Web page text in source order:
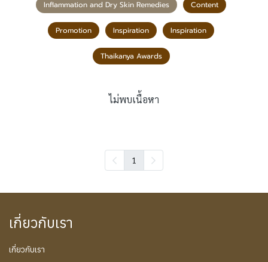
Inflammation and Dry Skin Remedies Content
Promotion Inspiration Inspiration
Thaikanya Awards
ไม่พบเนื้อหา
1
เกี่ยวกับเรา
เกี่ยวกับเรา